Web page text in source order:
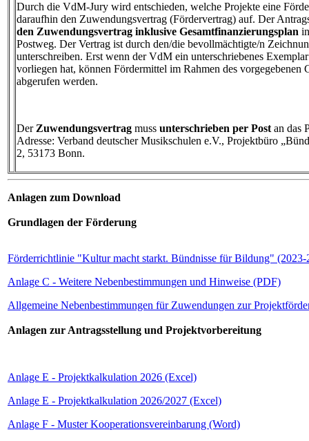
Durch die VdM-Jury wird entschieden, welche Projekte eine
daraufhin den Zuwendungsvertrag (Fördervertrag) auf. Der
den Zuwendungsvertrag inklusive Gesamtfinanzierungsplan
Postweg. Der Vertrag ist durch den/die bevollmächtigte/n
unterschreiben. Erst wenn der VdM ein unterschriebenes
vorliegen hat, können Fördermittel im Rahmen des vorgegebenen
abgerufen werden.
DerZuwendungsvertrag muss unterschrieben per Post an das
Adresse: Verband deutscher Musikschulen e.V., Projektbüro
2, 53173 Bonn.
Anlagen zum Download
Grundlagen der Förderung
Förderrichtlinie "Kultur macht starkt. Bündnisse für Bildung" (2023-
Anlage C - Weitere Nebenbestimmungen und Hinweise (PDF)
Allgemeine Nebenbestimmungen für Zuwendungen zur
Anlagen zur Antragsstellung und Projektvorbereitung
Anlage E - Projektkalkulation 2026 (Excel)
Anlage E - Projektkalkulation 2026/2027 (Excel)
Anlage F - Muster Kooperationsvereinbarung (Word)